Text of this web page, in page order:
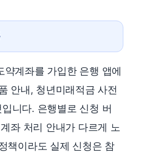
계좌를 가입한 은행 앱에
안내, 청년미래적금 사전
니다. 은행별로 신청 버
좌 처리 안내가 다르게 노
책이라도 실제 신청은 참